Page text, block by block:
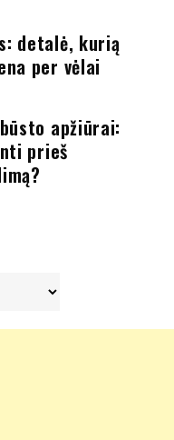
detalė, kurią
per vėlai
apžiūrai:
prieš